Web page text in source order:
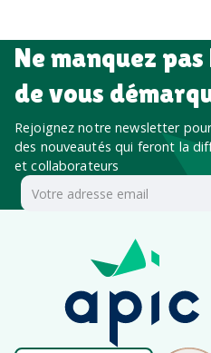
Ne manquez
de vous
Rejoignez notre newsletter
des nouveautés qui feront la
et collaborateurs